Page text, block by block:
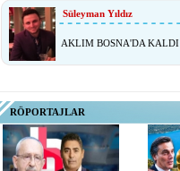
Süleyman Yıldız
AKLIM BOSNA'DA KALDI
RÖPORTAJLAR